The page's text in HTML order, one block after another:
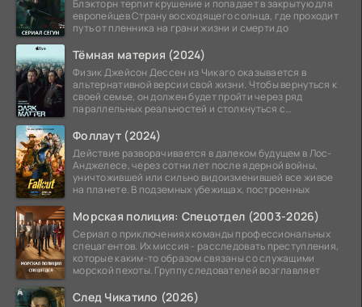
Блэкторн терпит крушение и попадает в закрытую для
европейцев Страну восходящего солнца, где проходит
путь от пленника на грани жизни и смерти до
Тёмная материя (2024)
Физик Джейсон Дессен из Чикаго оказывается в
альтернативной версии свой жизни. Чтобы вернуться к
своей семье, он должен будет пройти через ряд
параллельных реальностей и столкнуться с
Фоллаут (2024)
Действие разворачивается в далеком будущем в Лос-
Анджелесе, через сотни лет после ядерной войны,
уничтожившей или сильно видоизменившей все живое
на планете. В подземных убежищах, построенных
Морская полиция: Спецотдел (2003-2026)
Сериал о приключениях команды профессиональных
спецагентов. Их миссия - расследовать преступления,
которые каким-то образом связаны со служащими
морской пехоты. Группу следователей возглавляет
След Чикатило (2026)